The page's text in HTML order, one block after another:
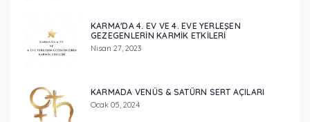
KARMA'DA 4. EV VE 4. EVE YERLEŞEN
GEZEGENLERİN KARMİK ETKİLERİ
Nisan 27, 2023
KARMADA VENÜS & SATÜRN SERT AÇILARI
Ocak 05, 2024